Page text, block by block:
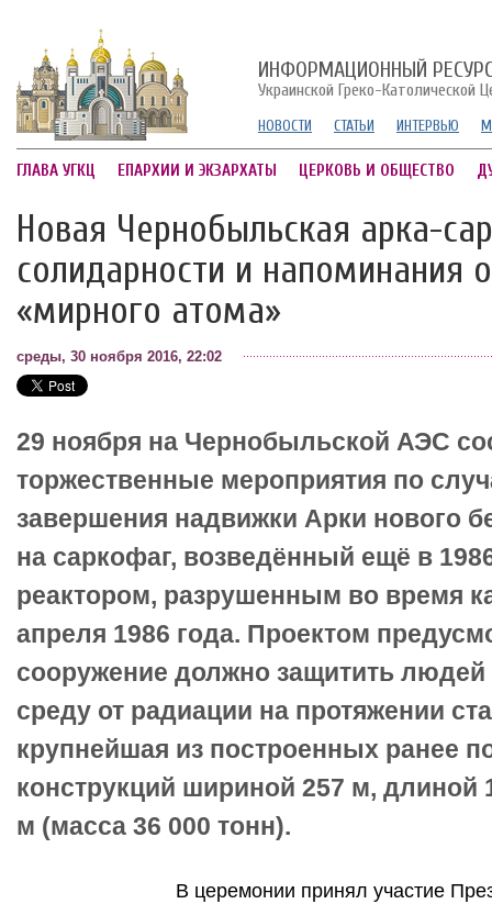
ИНФОРМАЦИОННЫЙ
Украинской Греко-Католической
НОВОСТИ СТАТЬИ ИНТЕРВЬЮ
ГЛАВА УГКЦ ЕПАРХИИ И ЭКЗАРХАТЫ ЦЕРКОВЬ И ОБЩЕСТВО
Новая Чернобыльская арка-
солидарности и напоминания
«мирного атома»
среды, 30 ноября 2016, 22:02
29 ноября на Чернобыльской АЭС
торжественные мероприятия по
завершения надвижки Арки нового
на саркофаг, возведённый ещё в
реактором, разрушенным во время
апреля 1986 года. Проектом
сооружение должно защитить
среду от радиации на протяжении
крупнейшая из построенных ранее
конструкций шириной 257 м, длиной
м (масса 36 000 тонн).
В церемонии принял участие